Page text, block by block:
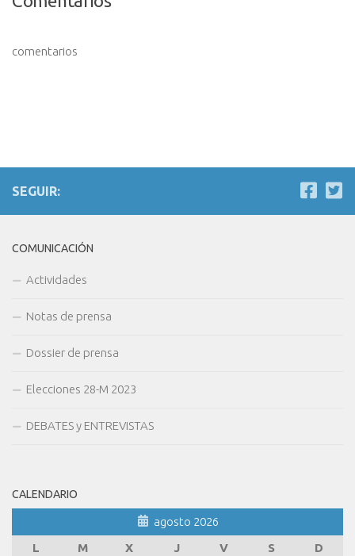
comentarios
SEGUIR:
COMUNICACIÓN
Actividades
Notas de prensa
Dossier de prensa
Elecciones 28-M 2023
DEBATES y ENTREVISTAS
CALENDARIO
agosto 2026
L
M X J V S
D